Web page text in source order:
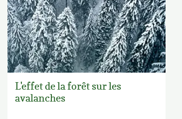
L'effet de la forêt sur les
avalanches